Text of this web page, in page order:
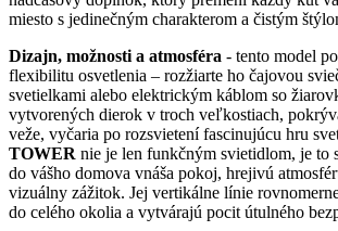
na
produktu.
miesto s jedinečným charakterom a čistým
Dizajn, možnosti a atmosféra - tento model
flexibilitu osvetlenia – rozžiarte ho čajovou
svetielkami alebo elektrickým káblom so
vytvorených dierok v troch veľkostiach,
veže, vyčaria po rozsvietení fascinujúcu hru
TOWER nie je len funkčným svietidlom, je to
do vášho domova vnáša pokoj, hrejivú
vizuálny zážitok. Jej vertikálne línie
do celého okolia a vytvárajú pocit útulného